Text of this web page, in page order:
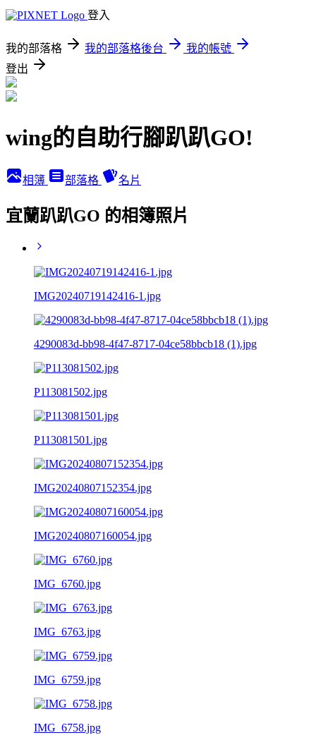
登入
我的部落格 我的部落格後台
我的帳號
登出
wing的自助行腳趴趴GO!
相簿 部落格 名片
宜蘭趴趴GO 的相簿照片
IMG20240719142416-1.jpg
4290083d-bb98-4f47-8717-04ce58bbcb18 (1).jpg
P113081502.jpg
P113081501.jpg
IMG20240807152354.jpg
IMG20240807160054.jpg
IMG_6760.jpg
IMG_6763.jpg
IMG_6759.jpg
IMG_6758.jpg